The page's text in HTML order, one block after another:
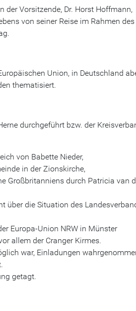
der Vorsitzende, Dr. Horst Hoffmann,
von seiner Reise im Rahmen des
Union, in Deutschland
thematisiert.
durchgeführt bzw. der
von Babette Nieder,
in der Zionskirche,
Großbritanniens durch Patricia van
über die Situation des
Europa-Union NRW in Münster
allem der Cranger Kirmes.
war, Einladungen
getagt.